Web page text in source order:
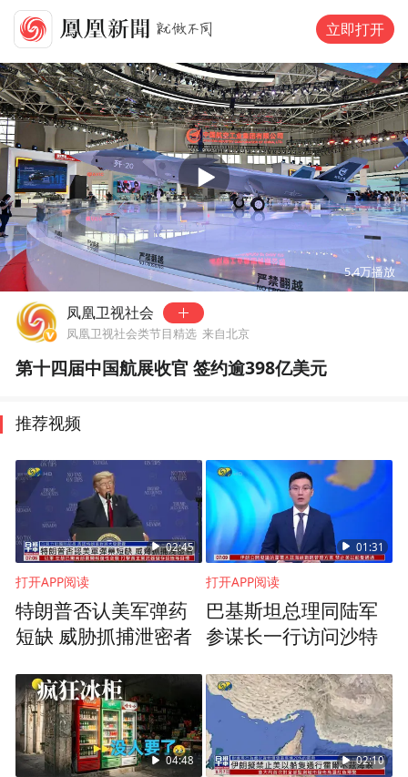
立即打开
00:00 01:27
5.4万播放
凤凰卫视社会
凤凰卫视社会类节目精选 来自北京
第十四届中国航展收官 签约逾398亿美元
推荐视频
02:45
打开APP阅读
特朗普否认美军弹药
短缺 威胁抓捕泄密者
01:31
打开APP阅读
巴基斯坦总理同陆军
参谋长一行访问沙特
04:48 02:10